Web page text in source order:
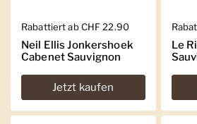
Regulärer Preis
Rabattiert ab CHF 22.90
Neil Ellis Jonkershoek
Cabenet Sauvignon
Jetzt kaufen
Le